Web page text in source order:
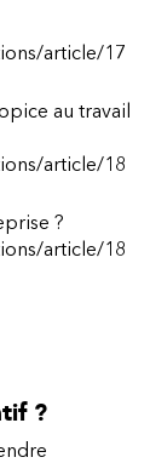
article/17
au travail
article/18
?
article/18
?